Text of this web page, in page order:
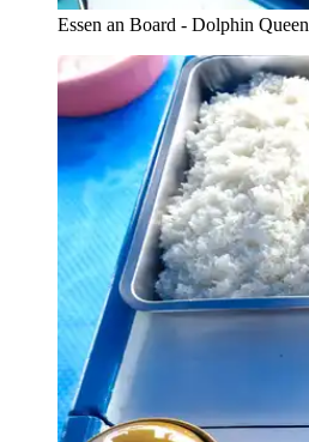
Essen an Board - Dolphin Queen